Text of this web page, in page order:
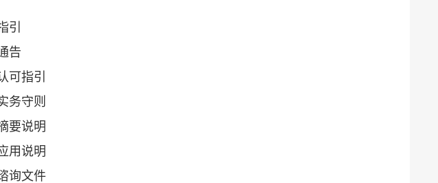
引
告
可指引
务守则
要说明
用说明
询文件